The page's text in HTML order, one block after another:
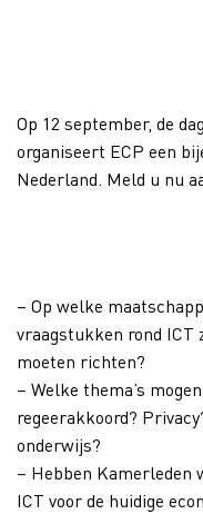
Op 12 september, de
organiseert ECP een
Nederland. Meld u nu
– Op welke
vraagstukken rond
moeten richten?
– Welke thema’s
regeerakkoord?
onderwijs?
– Hebben Kamerleden
ICT voor de huidige